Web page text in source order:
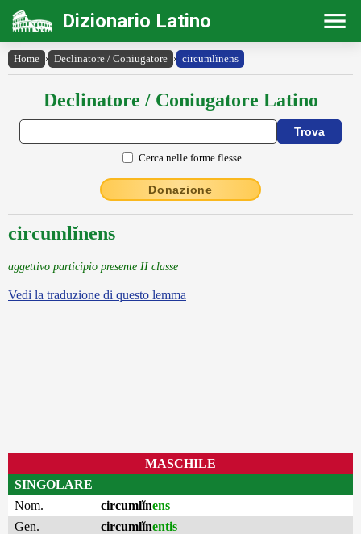
Dizionario Latino
Home › Declinatore / Coniugatore › circumlĭnens
Declinatore / Coniugatore Latino
Cerca nelle forme flesse
Donazione
circumlĭnens
aggettivo participio presente II classe
Vedi la traduzione di questo lemma
MASCHILE
SINGOLARE
Nom.
circumlĭnens
Gen.
circumlĭnentis